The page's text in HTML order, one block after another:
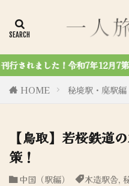
HOME
秘境駅・廃駅編
【鳥取】若桜鉄道
策！
中国（駅編） 木造駅舎,